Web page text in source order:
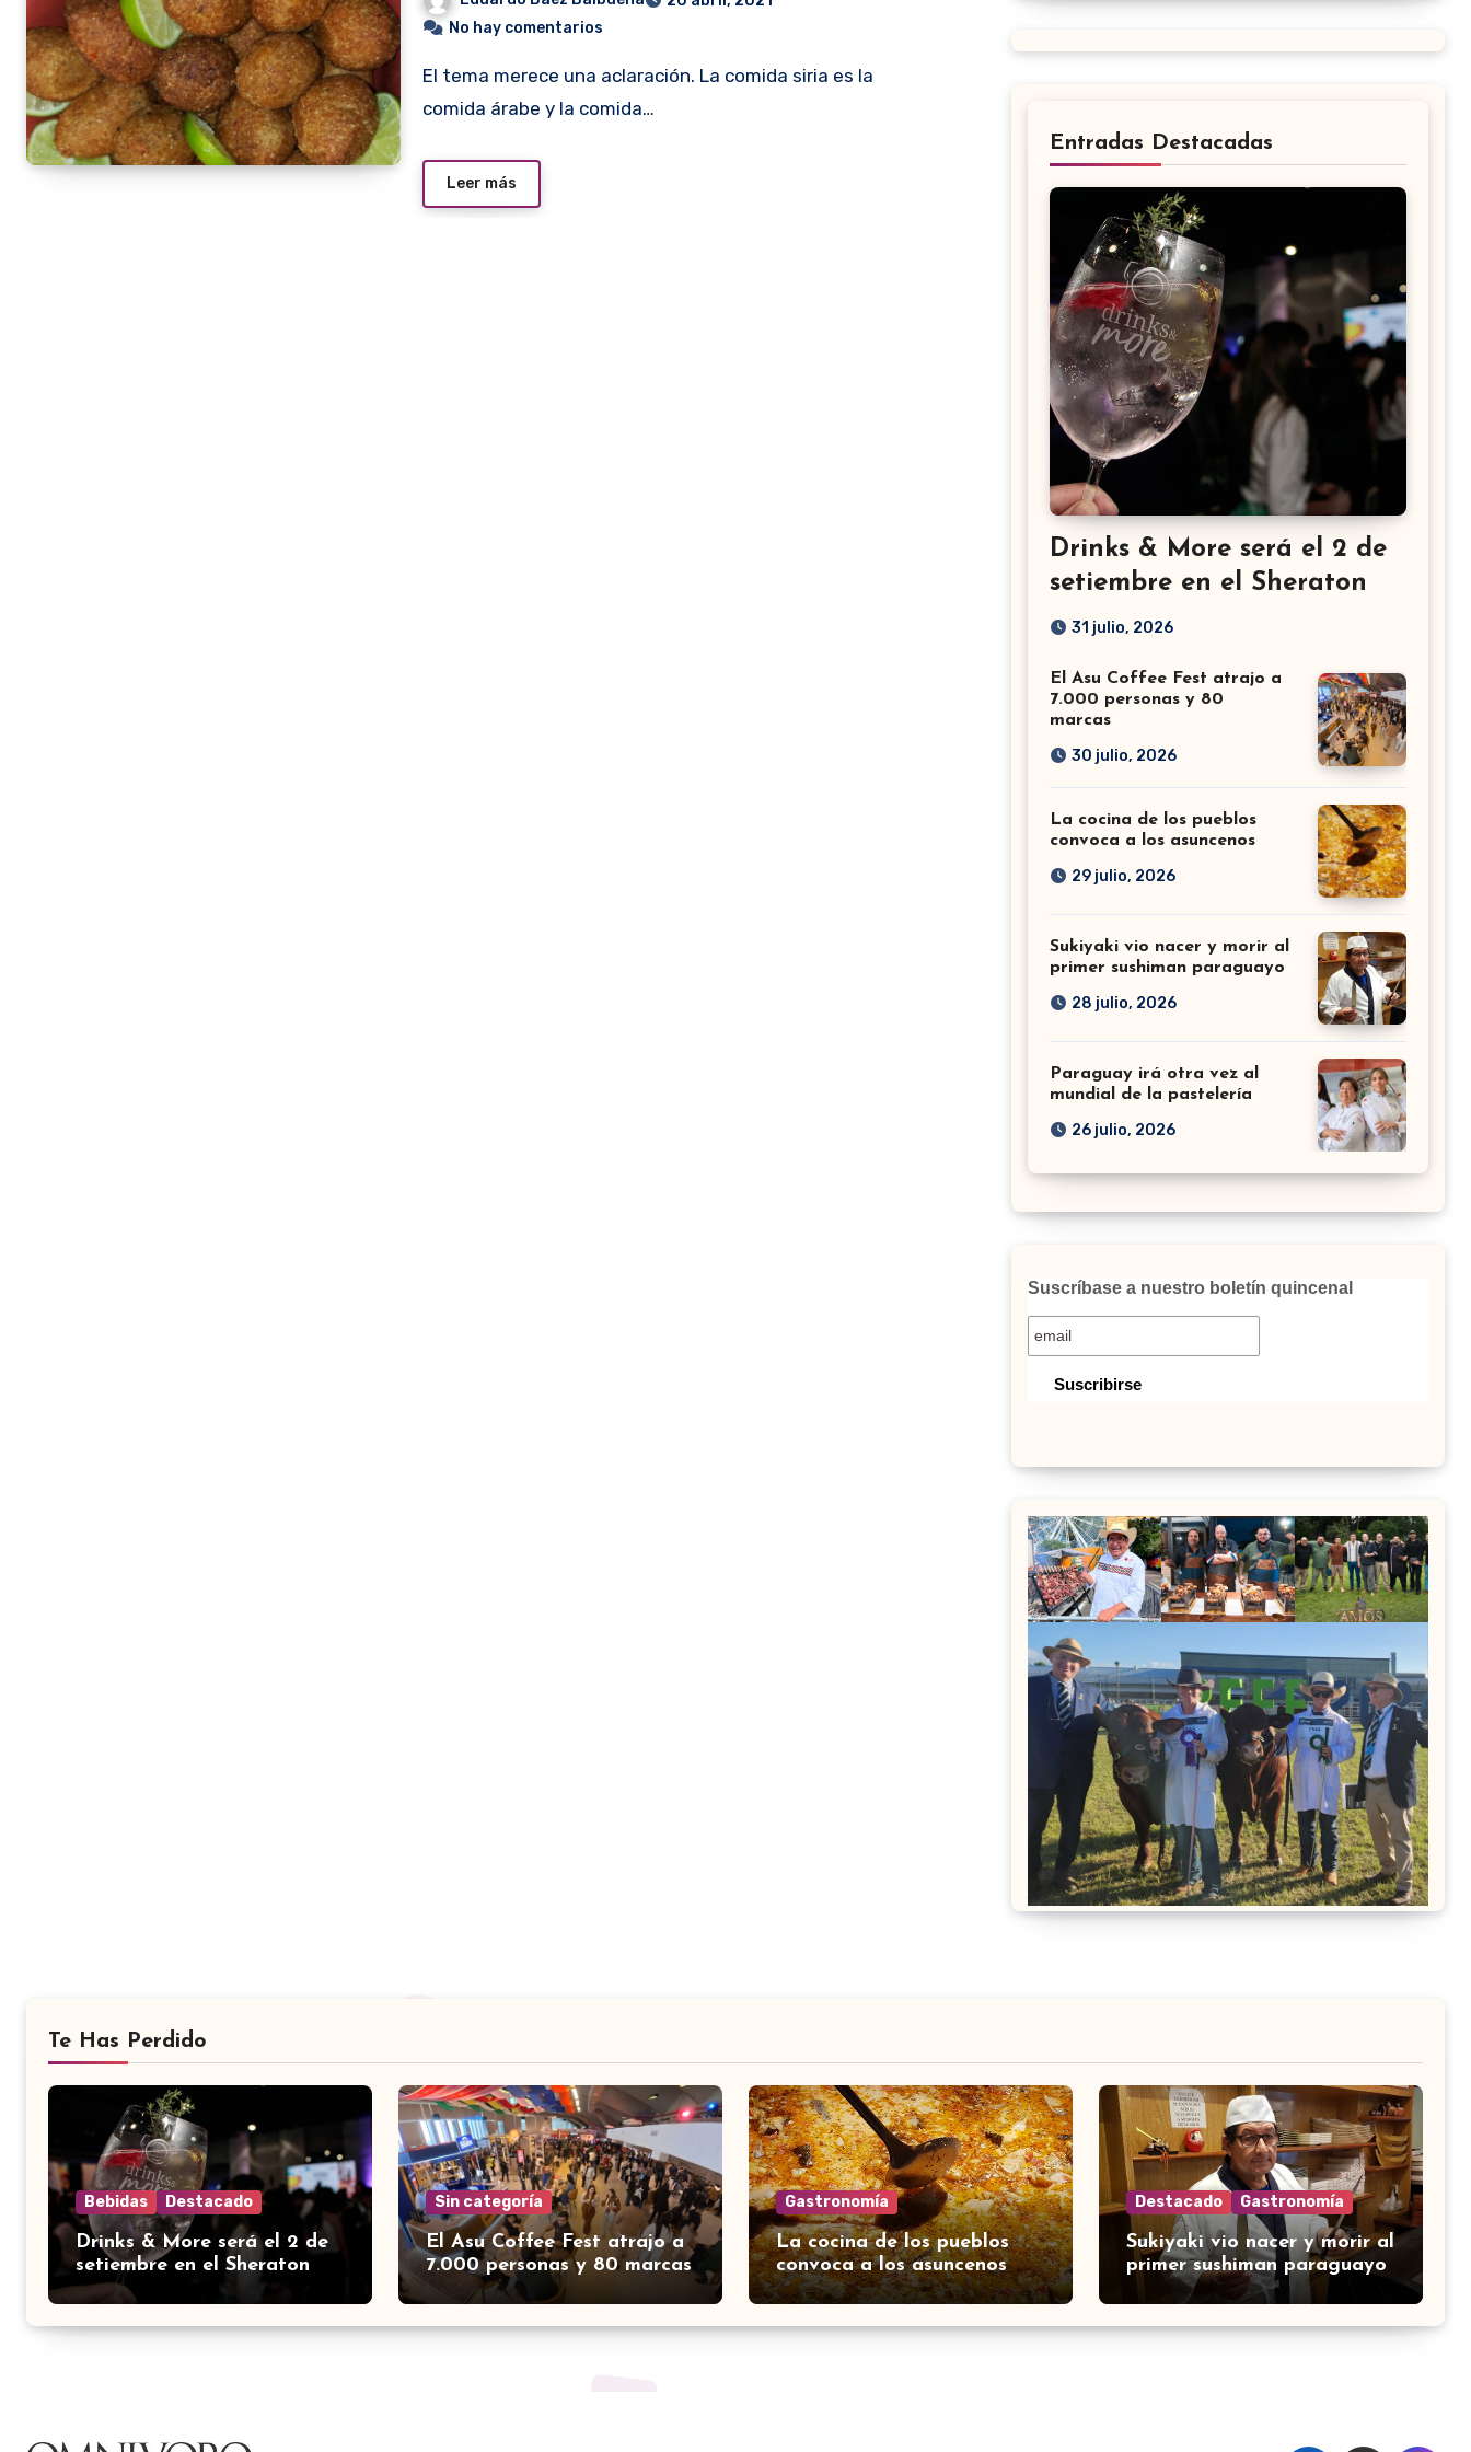
No hay comentarios
El tema merece una aclaración. La comida siria es la
comida árabe y la comida…
Leer más
Entradas Destacadas
Drinks & More será el 2 de
setiembre en el Sheraton
31 julio, 2026
El Asu Coffee Fest atrajo a
7.000 personas y 80
marcas
30 julio, 2026
La cocina de los pueblos
convoca a los asuncenos
29 julio, 2026
Sukiyaki vio nacer y morir al
primer sushiman paraguayo
28 julio, 2026
Paraguay irá otra vez al
mundial de la pastelería
26 julio, 2026
Suscríbase a nuestro boletín quincenal
Te Has Perdido
Bebidas Destacado
Drinks & More será el 2 de
setiembre en el Sheraton
Sin categoría
El Asu Coffee Fest atrajo a
7.000 personas y 80 marcas
Gastronomía
La cocina de los pueblos
convoca a los asuncenos
Destacado Gastronomía
Sukiyaki vio nacer y morir al
primer sushiman paraguayo